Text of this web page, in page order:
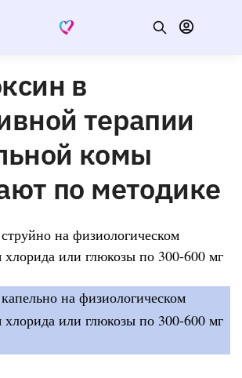
в
терапии
комы
по методике
на физиологическом
хлорида или глюкозы по 300-600 мг
на физиологическом
хлорида или глюкозы по 300-600 мг